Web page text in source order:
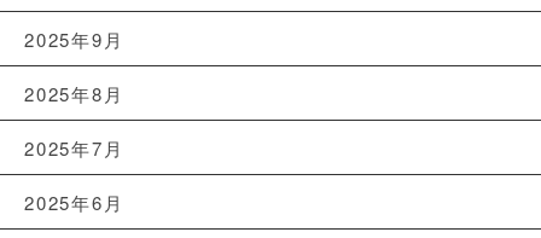
2025年9月
2025年8月
2025年7月
2025年6月